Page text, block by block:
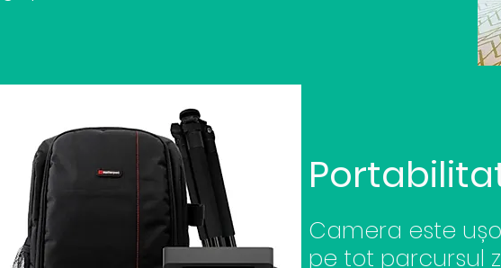
Camera este
pe tot parcursul